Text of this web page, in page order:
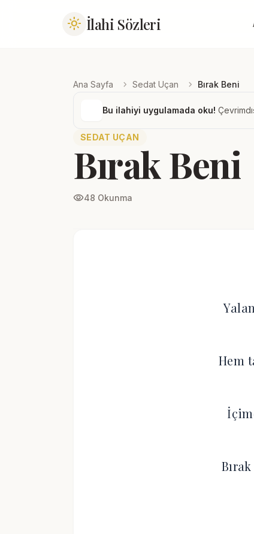
light_mode İlahi Sözleri
Ana Sayfa chevron_right Sedat Uçan chevron_right Bırak Beni
Bu ilahiyi uygulamada oku!
SEDAT UÇAN
Bırak Beni
visibility48 Okunma
Hem